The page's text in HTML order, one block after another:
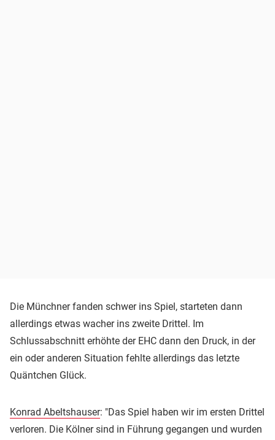
Die Münchner fanden schwer ins Spiel, starteten dann
allerdings etwas wacher ins zweite Drittel. Im
Schlussabschnitt erhöhte der EHC dann den Druck, in der
ein oder anderen Situation fehlte allerdings das letzte
Quäntchen Glück.
Konrad Abeltshauser: "Das Spiel haben wir im ersten Drittel
verloren. Die Kölner sind in Führung gegangen und wurden